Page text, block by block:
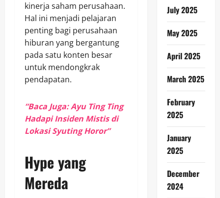
kinerja saham perusahaan.
Hal ini menjadi pelajaran
penting bagi perusahaan
hiburan yang bergantung
pada satu konten besar
untuk mendongkrak
pendapatan.
“Baca Juga: Ayu Ting Ting
Hadapi Insiden Mistis di
Lokasi Syuting Horor”
Hype yang
Mereda
July 2025
May 2025
April 2025
March 2025
February
2025
January
2025
December
2024